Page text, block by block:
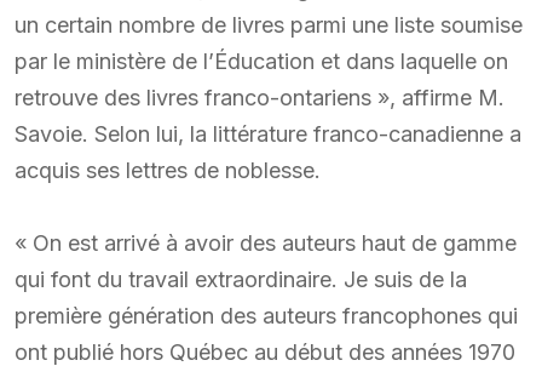
un certain nombre de livres parmi une liste soumise
par le ministère de l’Éducation et dans laquelle on
retrouve des livres franco-ontariens », affirme M.
Savoie. Selon lui, la littérature franco-canadienne a
acquis ses lettres de noblesse.
« On est arrivé à avoir des auteurs haut de gamme
qui font du travail extraordinaire. Je suis de la
première génération des auteurs francophones qui
ont publié hors Québec au début des années 1970